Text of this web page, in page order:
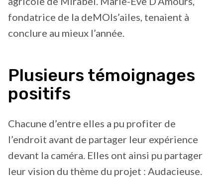
fondatrice de la deMOIs’ailes, tenaient à
conclure au mieux l’année.
Plusieurs témoignages
positifs
Chacune d’entre elles a pu profiter de
l’endroit avant de partager leur expérience
devant la caméra. Elles ont ainsi pu partager
leur vision du thème du projet : Audacieuse.